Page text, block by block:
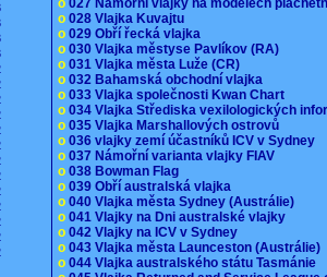
o 027 Námořní vlajky na modelech
o 028 Vlajka Kuvajtu
o 029 Obří řecká vlajka
o 030 Vlajka městyse Pavlíkov (RA)
o 031 Vlajka města Luže (CR)
o 032 Bahamská obchodní vlajka
o 033 Vlajka společnosti Kwan Chart
o 034 Vlajka Střediska vexilologických
o 035 Vlajka Marshallových ostrovů
o 036 vlajky zemí účastníků ICV v Sydney
o 037 Námořní varianta vlajky FIAV
o 038 Bowman Flag
o 039 Obří australská vlajka
o 040 Vlajka města Sydney (Austrálie)
o 041 Vlajky na Dni australské vlajky
o 042 Vlajky na ICV v Sydney
o 043 Vlajka města Launceston (Austrálie)
o 044 Vlajka australského státu Tasmánie